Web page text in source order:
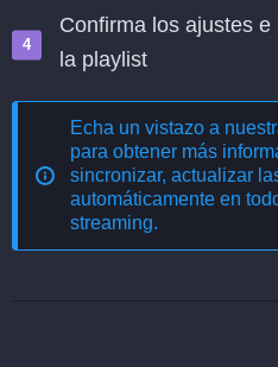
Confirma los ajustes
la playlist
Echa un vistazo a
para obtener más
sincronizar, actualizar
automáticamente en
streaming.